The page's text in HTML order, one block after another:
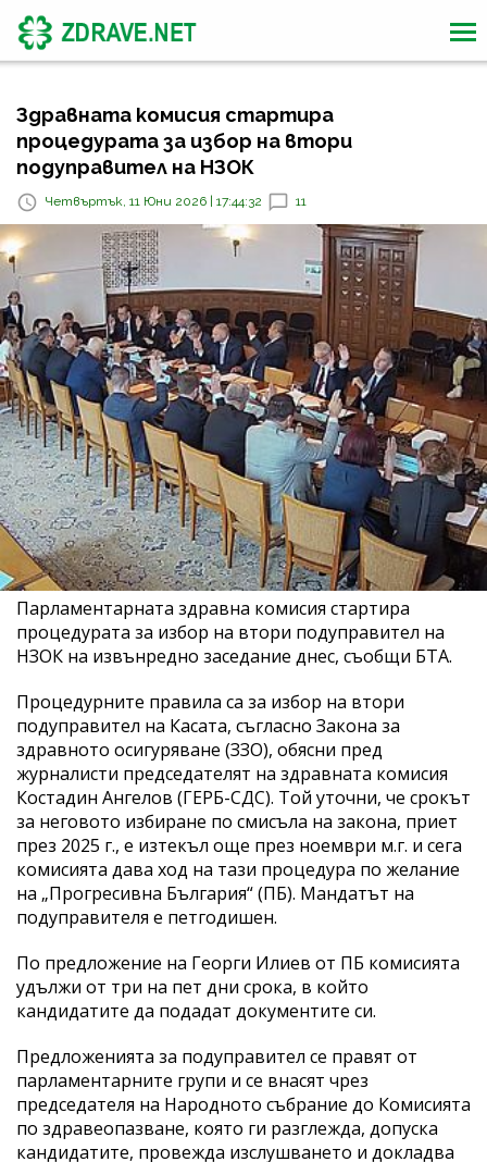
Здравната комисия стартира
процедурата за избор на втори
подуправител на НЗОК
Четвъртък, 11 Юни 2026 | 17:44:32 11
Парламентарната здравна комисия стартира
процедурата за избор на втори подуправител на
НЗОК на извънредно заседание днес, съобщи БТА.
Процедурните правила са за избор на втори
подуправител на Касата, съгласно Закона за
здравното осигуряване (ЗЗО), обясни пред
журналисти председателят на здравната комисия
Костадин Ангелов (ГЕРБ-СДС). Той уточни, че срокът
за неговото избиране по смисъла на закона, приет
през 2025 г., е изтекъл още през ноември м.г. и сега
комисията дава ход на тази процедура по желание
на „Прогресивна България“ (ПБ). Мандатът на
подуправителя е петгодишен.
По предложение на Георги Илиев от ПБ комисията
удължи от три на пет дни срока, в който
кандидатите да подадат документите си.
Предложенията за подуправител се правят от
парламентарните групи и се внасят чрез
председателя на Народното събрание до Комисията
по здравеопазване, която ги разглежда, допуска
кандидатите, провежда изслушването и докладва